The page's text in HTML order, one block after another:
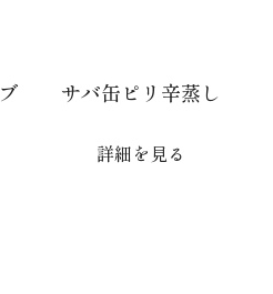
サバ缶ピリ辛蒸し
詳細を見る